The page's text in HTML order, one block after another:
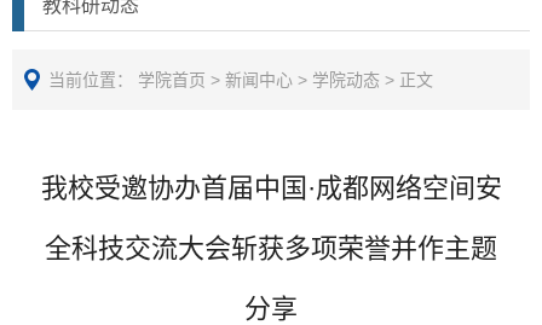
教科研动态
当前位置： 学院首页 > 新闻中心 > 学院动态 > 正文
我校受邀协办首届中国·成都网络空间安
全科技交流大会斩获多项荣誉并作主题
分享